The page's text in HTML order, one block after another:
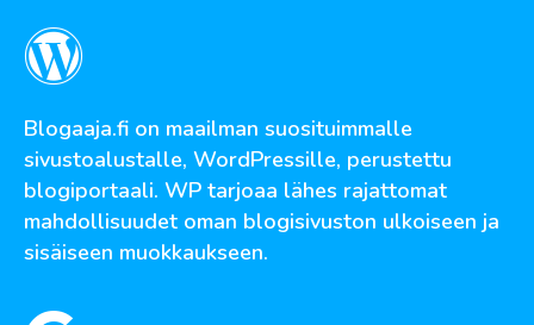
Blogaaja.fi on maailman suosituimmalle
sivustoalustalle, WordPressille, perustettu
blogiportaali. WP tarjoaa lähes rajattomat
mahdollisuudet oman blogisivuston ulkoiseen ja
sisäiseen muokkaukseen.